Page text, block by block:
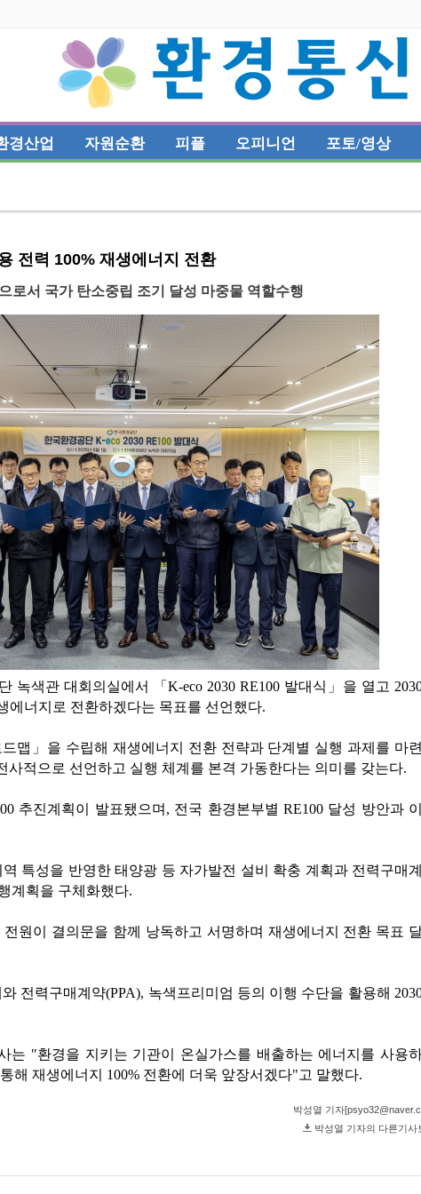
경산업 자원순환 피플 오피니언 포토/영상